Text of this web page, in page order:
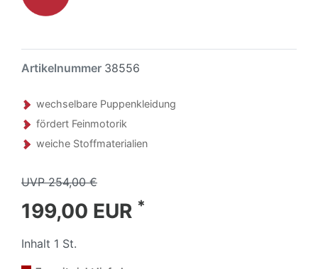
Artikelnummer 38556
wechselbare Puppenkleidung
fördert Feinmotorik
weiche Stoffmaterialien
UVP 254,00 €
199,00 EUR *
Inhalt 1 St.